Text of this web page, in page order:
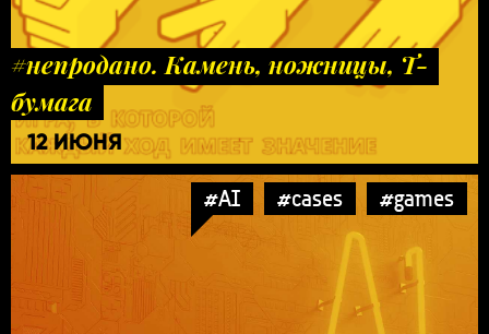
#непродано. Камень, ножницы, Т-
бумага
12 ИЮНЯ
#AI #cases #games